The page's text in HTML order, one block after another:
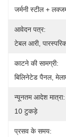
जर्मनी स्टील +
आवेदन पत्र:
टेबल आरी,
काटने की सामग्री:
बिलिनेटेड पैनल,
न्यूनतम आदेश मात्रा:
10 टुकड़े
प्रसव के समय: